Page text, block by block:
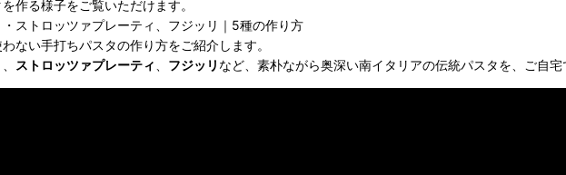
作る様子をご覧いただけます。
ストロッツァプレーティ、フジッリ｜5種の作り方
ない手打ちパスタの作り方をご紹介します。
ストロッツァプレーティ フジッリ など、素朴ながら奥深い南イタリアの伝統パスタを、ご自